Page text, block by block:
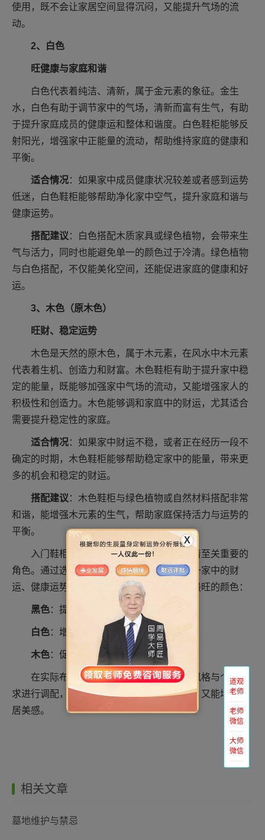
使用，既不会让家居空间显得沉闷，又能提升气场的流
动。
2、白色
旺健康与家庭和谐
白色代表着纯洁、清新，属于金元素的象征。金生
水，白色有助于调节家中的气场，清新而富有生气，有助
于提升家庭成员的健康运和整体和谐度。白色鞋柜能够反
射阳光，增强家中正能量的流动，帮助维持家庭的健康和
平衡。
适合情况：如果家中成员健康状况较差或者感到运势
低迷，白色鞋柜能够帮助净化家中空气，提升家庭和谐与
健康运势。
搭配建议 ：白色搭配木质家具或绿色植物，会带来生
气与活力，同时也能避免单一的颜色过于冷清。绿色植物
与白色搭配，不仅能美化空间，还能促进家庭的健康和好
运。
3、木色（原木色）
旺财、稳定运势
木色是天然的原木色，属于木元素，在风水中木元素
代表着生机、创造力和财富。木色鞋柜有助于提升家中稳
定的能量，既能够加强家中气场的流动，又能增强家人的
积极性和创造力。木色能够调和家庭中的财运，尤其适合
需要提升稳定性的家庭。
适合情况：如果家中财运不稳，或者正在经历一段不
确定的时期，木色鞋柜能够帮助稳定家中的能量，带来更
多的机会和稳定的财运。
搭配建议 ：木色鞋柜与绿色植物或自然材料搭配非常
和谐，能增强木元素的生气，帮助家庭保持活力与运势的
平衡。
入门鞋柜的颜色选择在家居风水中扮演着至关重要的
角色。通过选用合适的颜色，可以吸引和提升家中的财
运、健康运势以及家庭和谐度。以下是三种最旺的颜色：
黑色：提升财运与事业运。
白色：增强健康与家庭和谐。
木色：促进稳定运势与财运。
在实际布置时，还可以根据家中的整体风格与个人需
求进行调配，使颜色的搭配既符合风水需求，又能增添家
居美感。
相关文章
墓地维护与禁忌
道观
老师
老师
微信
大师
微信
X